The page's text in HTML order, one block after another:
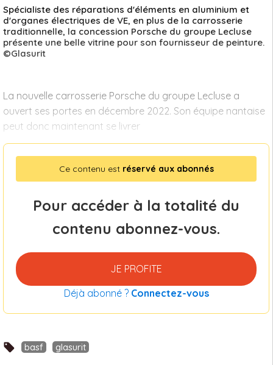
Spécialiste des réparations d'éléments en aluminium et
d'organes électriques de VE, en plus de la carrosserie
traditionnelle, la concession Porsche du groupe Lecluse
présente une belle vitrine pour son fournisseur de peinture.
©Glasurit
La nouvelle carrosserie Porsche du groupe Lecluse a
ouvert ses portes en décembre 2022. Son équipe nantaise
peut donc maintenant se livrer
Ce contenu est réservé aux abonnés
Pour accéder à la totalité du
contenu abonnez-vous.
JE PROFITE
Déjà abonné ? Connectez-vous
basf glasurit